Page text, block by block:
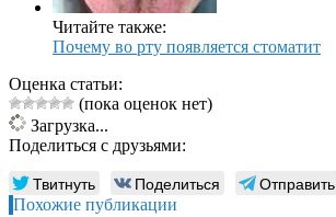
Читайте также:
Почему во рту появляется стоматит
Оценка статьи:
(пока оценок нет)
Загрузка...
Поделиться с друзьями:
Твитнуть Поделиться Отправить
Похожие публикации